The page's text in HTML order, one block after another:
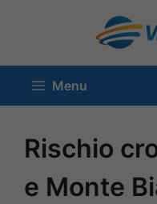
contenuto
Menu
Rischio
e Monte